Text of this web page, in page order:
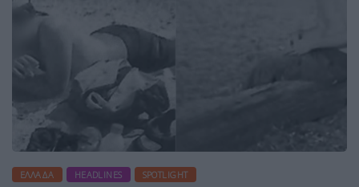
ΕΛΛΆΔΑ HEADLINES SPOTLIGHT